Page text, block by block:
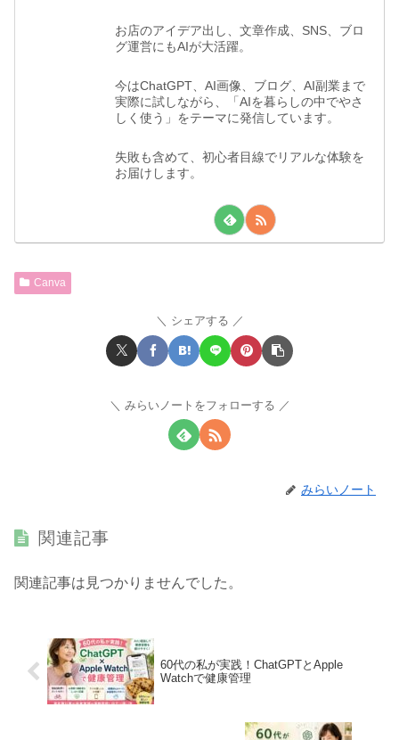
お店のアイデア出し、文章作成、SNS、ブロ
グ運営にもAIが大活躍。
今はChatGPT、AI画像、ブログ、AI副業まで
実際に試しながら、「AIを暮らしの中でやさ
しく使う」をテーマに発信しています。
失敗も含めて、初心者目線でリアルな体験を
お届けします。
Canva
シェアする
みらいノートをフォローする
みらいノート
関連記事
関連記事は見つかりませんでした。
60代の私が実践！ChatGPTとApple
Watchで健康管理